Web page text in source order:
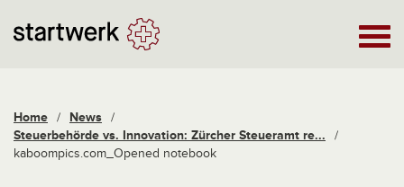
Home / News /
Steuerbehörde vs. Innovation: Zürcher Steueramt re...
/
kaboompics.com_Opened notebook